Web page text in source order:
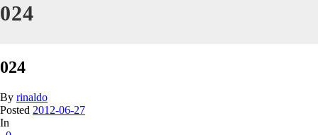
024
024
By rinaldo
Posted 2012-06-27
In